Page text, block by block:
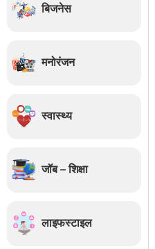
बिजनेस
मनोरंजन
स्वास्थ्य
जॉब – शिक्षा
लाइफस्टाइल